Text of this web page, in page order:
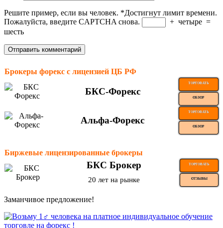
Решите пример, если вы человек. *Достигнут лимит времени.
Пожалуйста, введите CAPTCHA снова.
+ четыре =
шесть
Брокеры форекс с лицензией ЦБ РФ
БКС-Форекс
ТОРГОВАТЬ
ОБЗОР
Альфа-Форекс
ТОРГОВАТЬ
ОБЗОР
Биржевые лицензированные брокеры
БКС Брокер ТОРГОВАТЬ
20 лет на рынке ОТЗЫВЫ
Заманчивое предложение!